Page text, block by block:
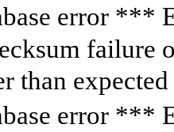
error ***
failure
than expected
error ***